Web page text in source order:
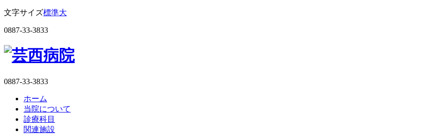
文字サイズ標準大
0887-33-3833
0887-33-3833
ホーム
当院について
診療科目
関連施設